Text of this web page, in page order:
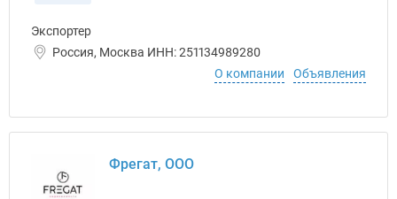
Экспортер
Россия, Москва ИНН: 251134989280
О компании
Объявления
Фрегат, ООО